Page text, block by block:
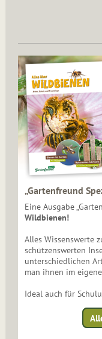
„Gartenfreund
Eine Ausgabe
Wildbienen!
Alles Wissenswerte
schützenswerten
unterschiedlichen
man ihnen im
Ideal auch für